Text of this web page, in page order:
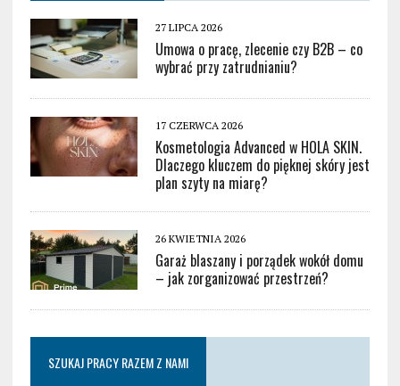
27 LIPCA 2026
Umowa o pracę, zlecenie czy B2B – co
wybrać przy zatrudnianiu?
17 CZERWCA 2026
Kosmetologia Advanced w HOLA SKIN.
Dlaczego kluczem do pięknej skóry jest
plan szyty na miarę?
26 KWIETNIA 2026
Garaż blaszany i porządek wokół domu
– jak zorganizować przestrzeń?
SZUKAJ PRACY RAZEM Z NAMI